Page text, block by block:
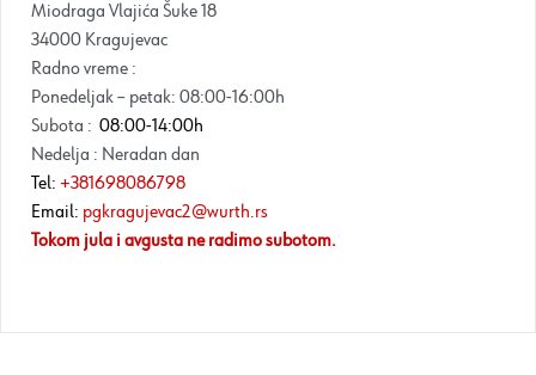
Miodraga Vlajića Šuke 18
34000 Kragujevac
Radno vreme :
Ponedeljak – petak: 08:00-16:00h
Subota : 08:00-14:00h
Nedelja : Neradan dan
Tel: +381698086798
Email: pgkragujevac2@wurth.rs
Tokom jula i avgusta ne radimo subotom.